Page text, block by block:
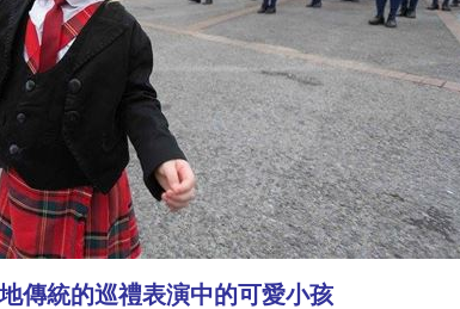
傳統的巡禮表演中的可愛小孩